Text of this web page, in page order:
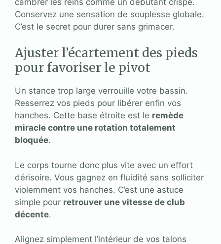
Conservez une sensation de souplesse globale.
C’est le secret pour durer sans grimacer.
Ajuster l’écartement des pieds
pour favoriser le pivot
Un stance trop large verrouille votre bassin.
Resserrez vos pieds pour libérer enfin vos
hanches. Cette base étroite est le remède
miracle contre une rotation totalement
bloquée.
Le corps tourne donc plus vite avec un effort
dérisoire. Vous gagnez en fluidité sans solliciter
violemment vos hanches. C’est une astuce
simple pour retrouver une vitesse de club
décente.
Alignez simplement l’intérieur de vos talons